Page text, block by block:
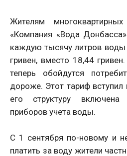
Жителям
«Компания «Вода
каждую тысячу литров воды
гривен, вместо 18,44
теперь обойдутся
дороже. Этот тариф вступил
его структуру включена
приборов учета воды.
С 1 сентября по-новому и
платить за воду жители